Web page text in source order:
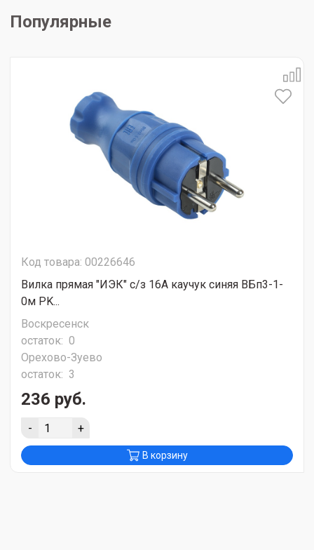
Популярные
Код товара: 00226646
Вилка прямая "ИЭК" с/з 16А каучук синяя ВБп3-1-
0м PK...
Воскресенск
остаток: 0
Орехово-Зуево
остаток: 3
236 руб.
- +
В корзину